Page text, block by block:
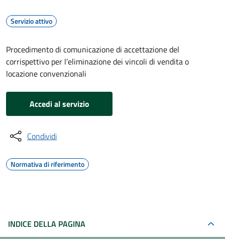
Servizio attivo
Procedimento di comunicazione di accettazione del
corrispettivo per l’eliminazione dei vincoli di vendita o
locazione convenzionali
Accedi al servizio
Condividi
Normativa di riferimento
INDICE DELLA PAGINA